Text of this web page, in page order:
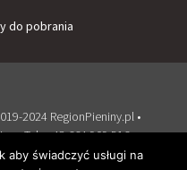
do pobrania
2024 RegionPieniny.pl •
• Tel: + 48 664 909 516
obiekt
aby świadczyć usługi na